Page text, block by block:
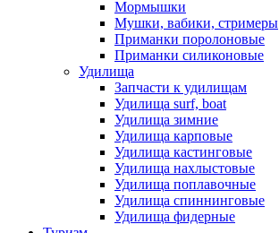
Мормышки
Мушки, вабики, стримеры
Приманки поролоновые
Приманки силиконовые
Удилища
Запчасти к удилищам
Удилища surf, boat
Удилища зимние
Удилища карповые
Удилища кастинговые
Удилища нахлыстовые
Удилища поплавочные
Удилища спиннинговые
Удилища фидерные